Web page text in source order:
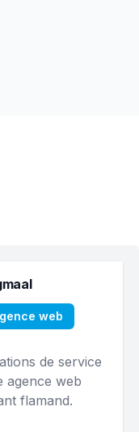
web
de service
agence web
flamand.